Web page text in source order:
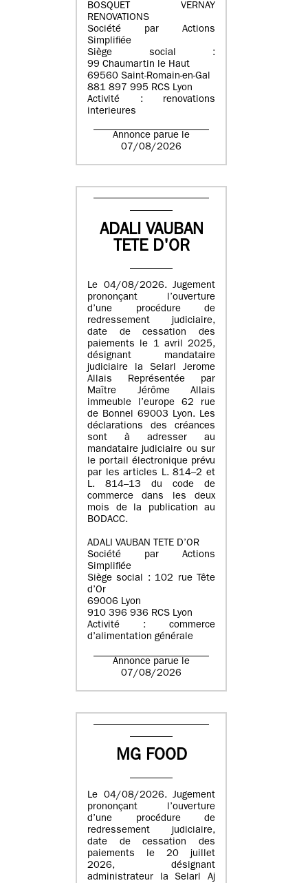
BOSQUET VERNAY
RENOVATIONS
Société par Actions
Simplifiée
Siège social :
99 Chaumartin le Haut
69560 Saint-Romain-en-Gal
881 897 995 RCS Lyon
Activité : renovations
interieures
Annonce parue le
07/08/2026
ADALI VAUBAN
TETE D'OR
Le 04/08/2026. Jugement
prononçant l’ouverture
d’une procédure de
redressement judiciaire,
date de cessation des
paiements le 1 avril 2025,
désignant mandataire
judiciaire la Selarl Jerome
Allais Représentée par
Maître Jérôme Allais
immeuble l’europe 62 rue
de Bonnel 69003 Lyon. Les
déclarations des créances
sont à adresser au
mandataire judiciaire ou sur
le portail électronique prévu
par les articles L. 814–2 et
L. 814–13 du code de
commerce dans les deux
mois de la publication au
BODACC.
ADALI VAUBAN TETE D’OR
Société par Actions
Simplifiée
Siège social : 102 rue Tête
d’Or
69006 Lyon
910 396 936 RCS Lyon
Activité : commerce
d’alimentation générale
Annonce parue le
07/08/2026
MG FOOD
Le 04/08/2026. Jugement
prononçant l’ouverture
d’une procédure de
redressement judiciaire,
date de cessation des
paiements le 20 juillet
2026, désignant
administrateur la Selarl Aj